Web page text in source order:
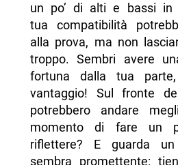
un po’ di alti e bassi
tua compatibilità
alla prova, ma non
troppo. Sembri avere
fortuna dalla tua
vantaggio! Sul fronte
potrebbero andare
momento di fare un
riflettere? E guarda
sembra promettente: